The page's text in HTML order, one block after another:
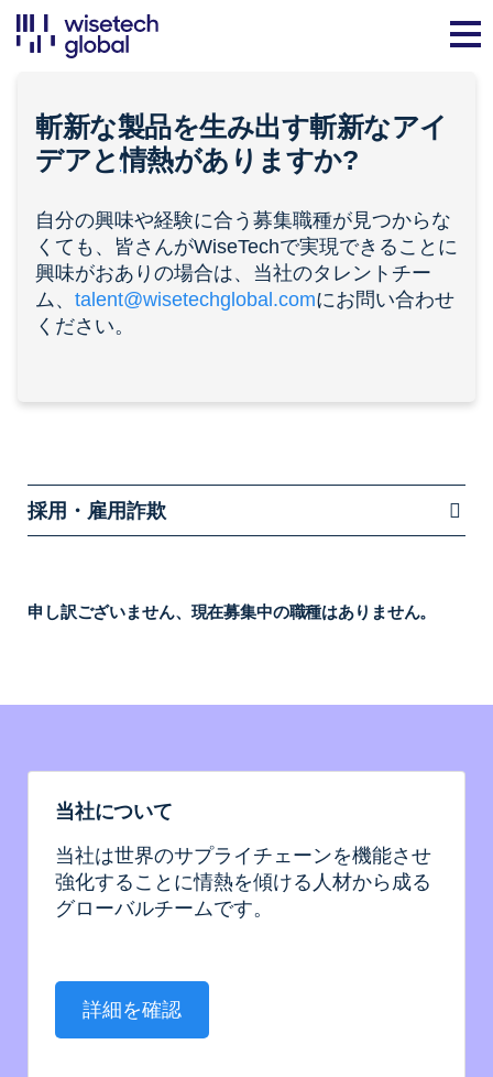
斬新な製品を生み出す斬新なアイ
デアと情熱がありますか?
自分の興味や経験に合う募集職種が見つからな
くても、皆さんがWiseTechで実現できることに
興味がおありの場合は、当社のタレントチー
ム、 talent@wisetechglobal.comにお問い合わせ
ください。
採用・雇用詐欺
申し訳ございません、現在募集中の職種はありません。
当社について
当社は世界のサプライチェーンを機能させ
強化することに情熱を傾ける人材から成る
グローバルチームです。
詳細を確認